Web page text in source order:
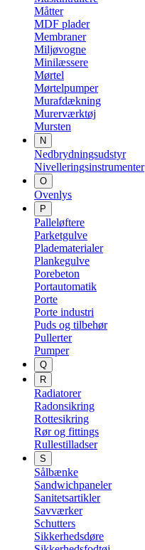
Måtter
MDF plader
Membraner
Miljøvogne
Minilæssere
Mørtel
Mørtelpumper
Murafdækning
Murerværktøj
Mursten
N
Nedbrydningsudstyr
Nivelleringsinstrumenter
O
Ovenlys
P
Palleløftere
Parketgulve
Pladematerialer
Plankegulve
Porebeton
Portautomatik
Porte
Porte industri
Puds og tilbehør
Pullerter
Pumper
Q
R
Radiatorer
Radonsikring
Rottesikring
Rør og fittings
Rullestilladser
S
Sålbænke
Sandwichpaneler
Sanitetsartikler
Savværker
Schutters
Sikkerhedsdøre